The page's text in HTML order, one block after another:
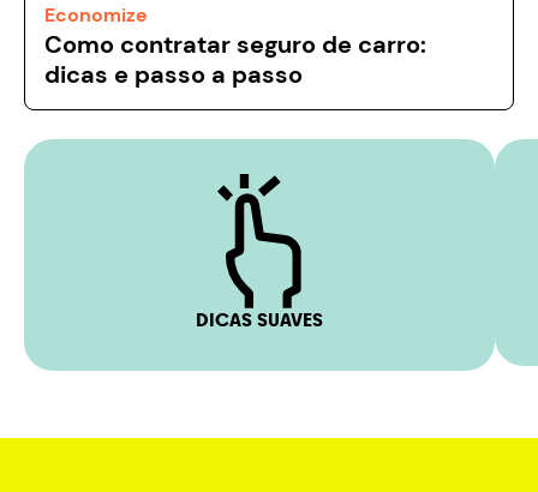
Economize
Como contratar seguro de carro:
dicas e passo a passo
DICAS SUAVES